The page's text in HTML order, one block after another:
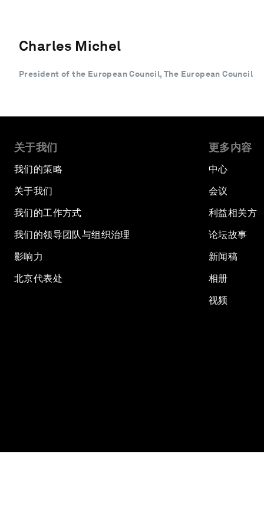
Charles Michel
President of the European Council, The European Council
关于我们
我们的策略
关于我们
我们的工作方式
我们的领导团队与组织治理
影响力
北京代表处
更多内容
中心
会议
利益相关方
论坛故事
新闻稿
相册
视频